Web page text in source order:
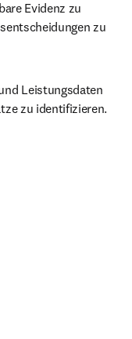
Evidenz zu
zu
Leistungsdaten
zu identifizieren.